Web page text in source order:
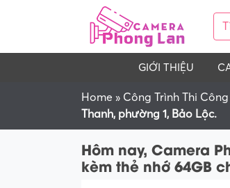
GIỚI THIỆU
Home » Công Trình Thi Công
Thanh, phường 1, Bảo Lộc.
Hôm nay, Camera
kèm thẻ nhớ 64GB